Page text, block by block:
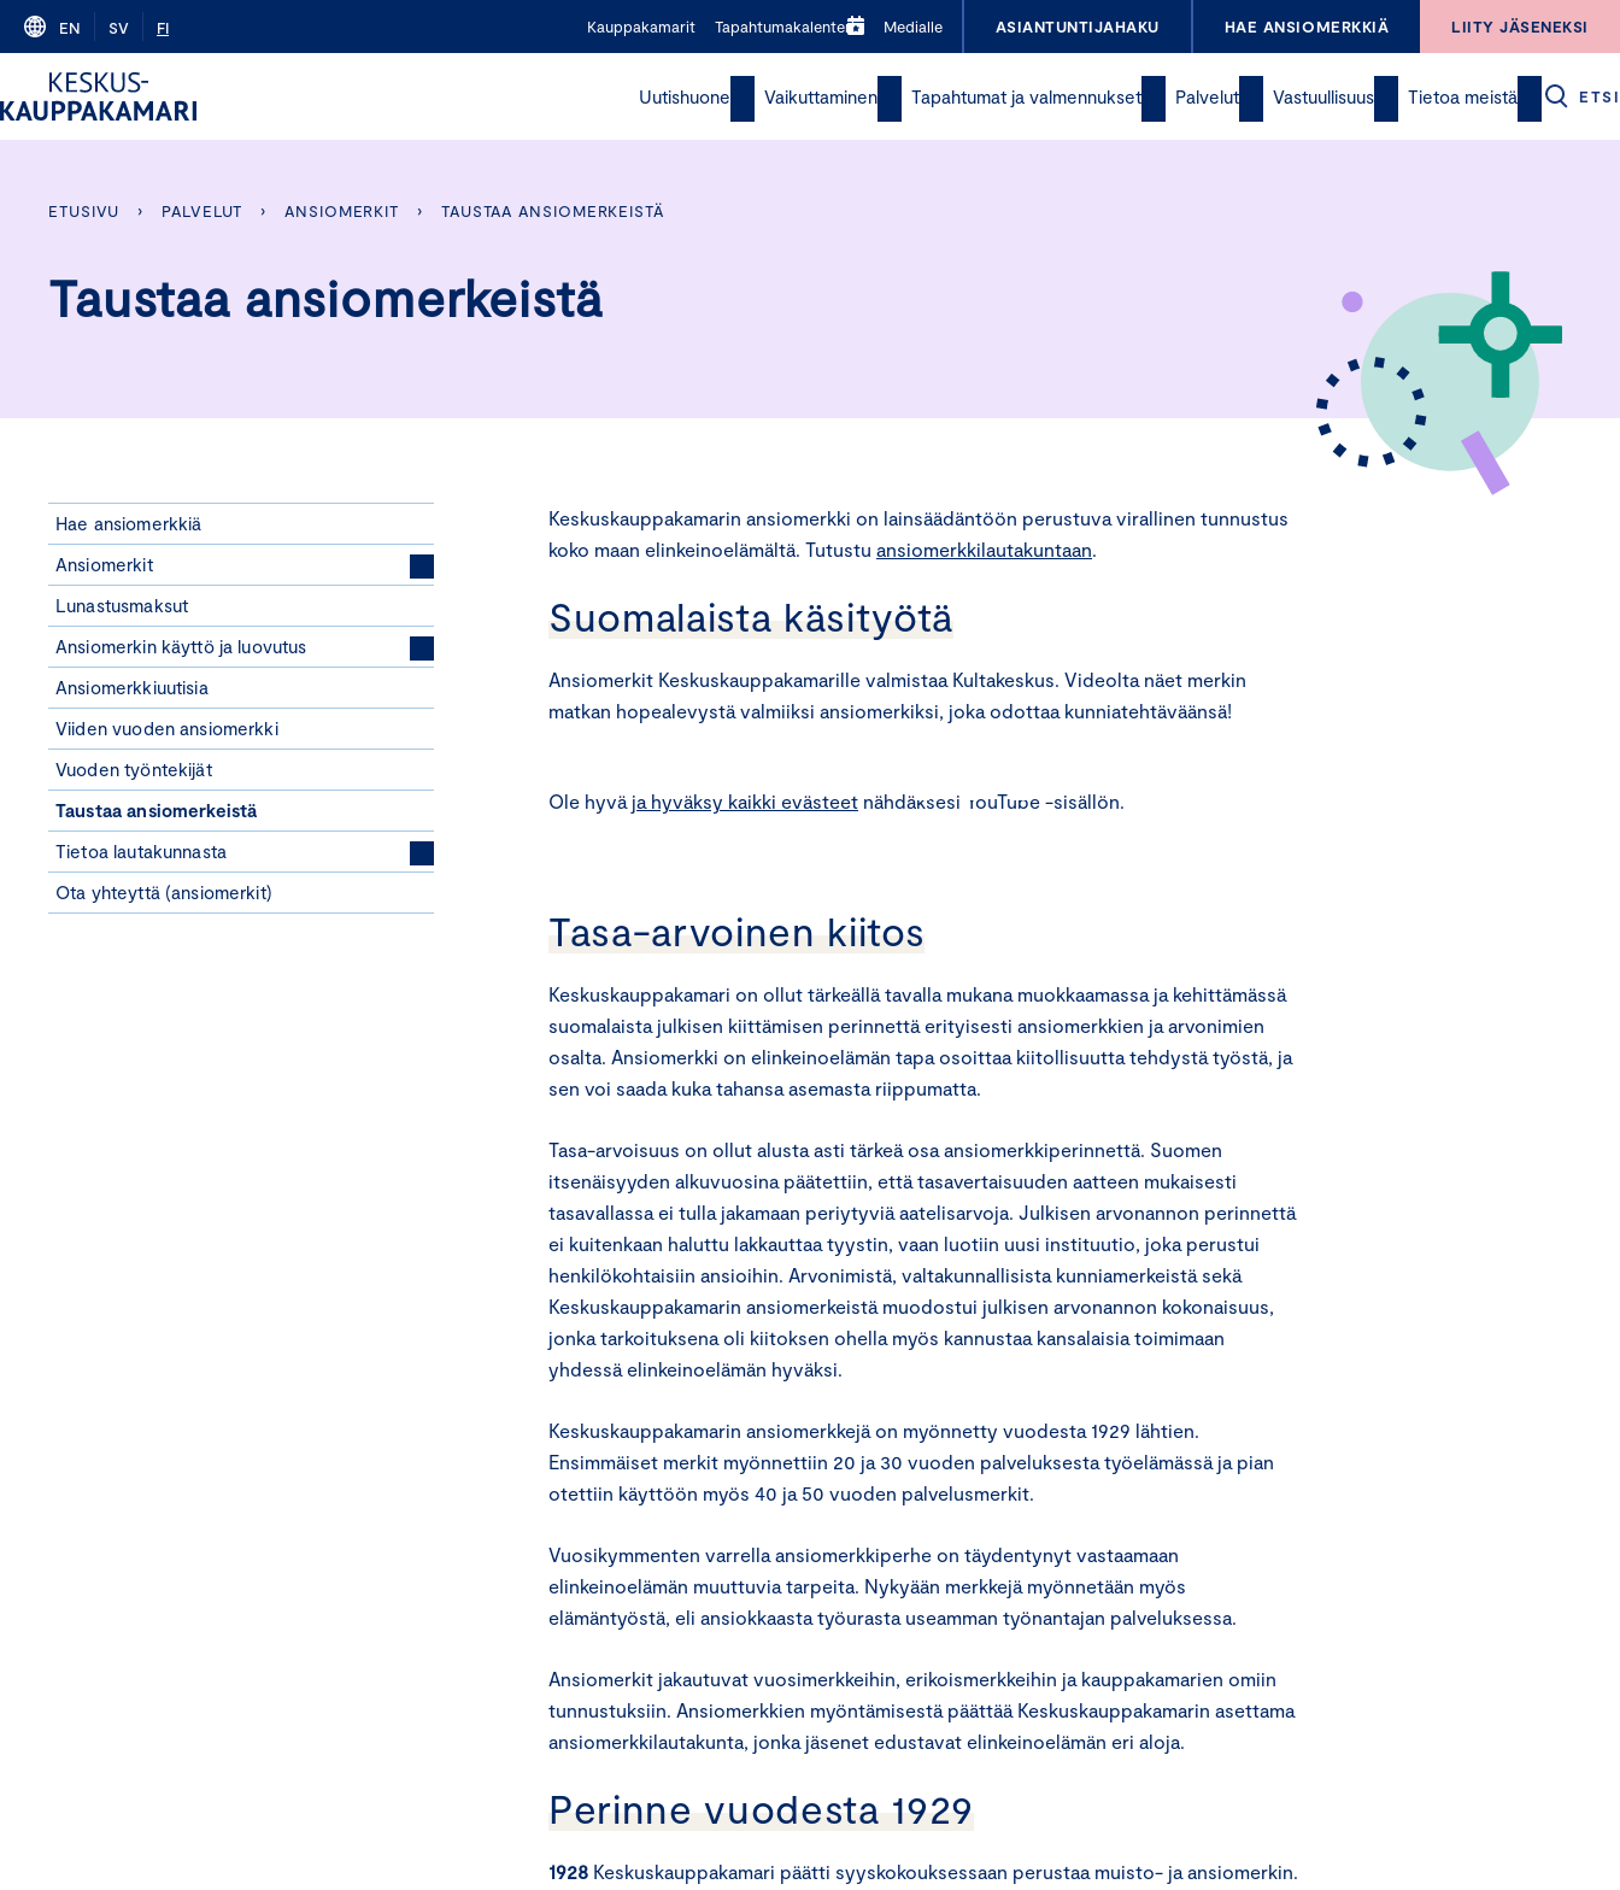
Skip
content
EN SV FI Kauppakamarit Tapahtumakalenteri Medialle ASIANTUNTIJAHAKU HAE ANSIOMERKKIÄ LIITY JÄSENEKSI
Uutishuone Vaikuttaminen Tapahtumat ja valmennukset Palvelut Vastuullisuus Tietoa meistä ETSI
ETUSIVU › PALVELUT › ANSIOMERKIT › TAUSTAA ANSIOMERKEISTÄ
Taustaa ansiomerkeistä
Hae ansiomerkkiä
Ansiomerkit
Lunastusmaksut
Ansiomerkin käyttö ja luovutus
Ansiomerkkiuutisia
Viiden vuoden ansiomerkki
Vuoden työntekijät
Taustaa ansiomerkeistä
Tietoa lautakunnasta
Ota yhteyttä (ansiomerkit)
Keskuskauppakamarin ansiomerkki on lainsäädäntöön perustuva virallinen tunnustus
koko maan elinkeinoelämältä. Tutustu ansiomerkkilautakuntaan.
Suomalaista käsityötä
Ansiomerkit Keskuskauppakamarille valmistaa Kultakeskus. Videolta näet merkin
matkan hopealevystä valmiiksi ansiomerkiksi, joka odottaa kunniatehtäväänsä!
⋯
Ole hyvä ja hyväksy kaikki evästeet nähdäksesi YouTube -sisällön.
Tasa-arvoinen kiitos
Keskuskauppakamari on ollut tärkeällä tavalla mukana muokkaamassa ja kehittämässä
suomalaista julkisen kiittämisen perinnettä erityisesti ansiomerkkien ja arvonimien
osalta. Ansiomerkki on elinkeinoelämän tapa osoittaa kiitollisuutta tehdystä työstä, ja
sen voi saada kuka tahansa asemasta riippumatta.
Tasa-arvoisuus on ollut alusta asti tärkeä osa ansiomerkkiperinnettä. Suomen
itsenäisyyden alkuvuosina päätettiin, että tasavertaisuuden aatteen mukaisesti
tasavallassa ei tulla jakamaan periytyviä aatelisarvoja. Julkisen arvonannon perinnettä
ei kuitenkaan haluttu lakkauttaa tyystin, vaan luotiin uusi instituutio, joka perustui
henkilökohtaisiin ansioihin. Arvonimistä, valtakunnallisista kunniamerkeistä sekä
Keskuskauppakamarin ansiomerkeistä muodostui julkisen arvonannon kokonaisuus,
jonka tarkoituksena oli kiitoksen ohella myös kannustaa kansalaisia toimimaan
yhdessä elinkeinoelämän hyväksi.
Keskuskauppakamarin ansiomerkkejä on myönnetty vuodesta 1929 lähtien.
Ensimmäiset merkit myönnettiin 20 ja 30 vuoden palveluksesta työelämässä ja pian
otettiin käyttöön myös 40 ja 50 vuoden palvelusmerkit.
Vuosikymmenten varrella ansiomerkkiperhe on täydentynyt vastaamaan
elinkeinoelämän muuttuvia tarpeita. Nykyään merkkejä myönnetään myös
elämäntyöstä, eli ansiokkaasta työurasta useamman työnantajan palveluksessa.
Ansiomerkit jakautuvat vuosimerkkeihin, erikoismerkkeihin ja kauppakamarien omiin
tunnustuksiin. Ansiomerkkien myöntämisestä päättää Keskuskauppakamarin asettama
ansiomerkkilautakunta, jonka jäsenet edustavat elinkeinoelämän eri aloja.
Perinne vuodesta 1929
1928 Keskuskauppakamari päätti syyskokouksessaan perustaa muisto- ja ansiomerkin.